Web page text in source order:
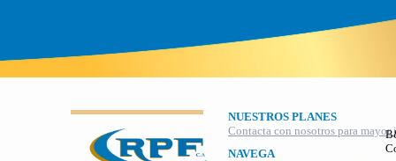
NUESTROS PLANES
Contacta con nosotros para
NAVEGA